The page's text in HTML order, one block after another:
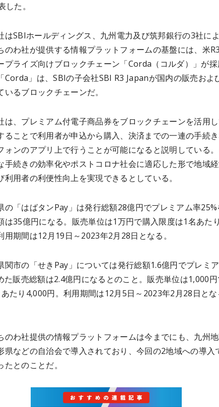
した。
はSBIホールディングス、九州電力及び筑邦銀行の3社に
のわ社が提供する情報プラットフォームの基盤には、米
プライズ向けブロックチェーン「Corda（コルダ）」が
Corda」は、SBIの子会社SBI R3 Japanが国内の販売およ
いるブロックチェーンだ。
は、プレミアム付電子商品券をブロックチェーンを活用
ることで利用者が申込から購入、決済までの一連の手続
ォンのアプリ上で行うことが可能になると説明している
手続きの効率化やポストコロナ社会に適応した形で地域
利用者の利便性向上を実現できるとしている。
の「はばタンPay」は発行総額28億円でプレミアム率25%
は35億円になる。販売単位は1万円で購入限度は1名あた
用期間は12月19日～2023年2月28日となる。
関市の「せきPay」については発行総額1.6億円でプレミ
た販売総額は2.4億円になるとのこと。販売単位は1,000円
たり4,000円。利用期間は12月5日～2023年2月28日と
のわ社提供の情報プラットフォームは今までにも、九州
県などの自治会で導入されており、今回の2地域への導入
とのことだ。